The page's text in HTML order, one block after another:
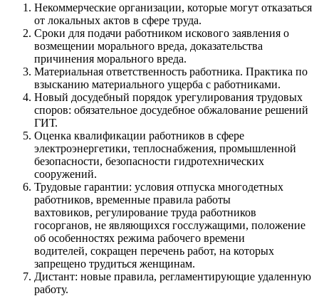
Некоммерческие организации, которые могут отказаться
от локальных актов в сфере труда.
Сроки для подачи работником искового заявления о
возмещении морального вреда, доказательства
причинения морального вреда.
Материальная ответственность работника. Практика по
взысканию материального ущерба с работниками.
Новый досудебный порядок урегулирования трудовых
споров: обязательное досудебное обжалование решений
ГИТ.
Оценка квалификации работников в сфере
электроэнергетики, теплоснабжения, промышленной
безопасности, безопасности гидротехнических
сооружений.
Трудовые гарантии: условия отпуска многодетных
работников, временные правила работы
вахтовиков, регулирование труда работников
госорганов, не являющихся госслужащими, положение
об особенностях режима рабочего времени
водителей, сокращен перечень работ, на которых
запрещено трудиться женщинам.
Дистант: новые правила, регламентирующие удаленную
работу.